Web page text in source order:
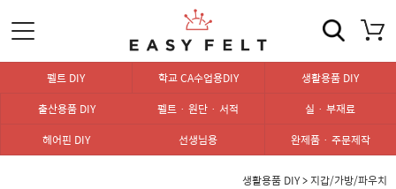
펠트 DIY 학교 CA수업용DIY
생활용품 DIY
출산용품 DIY
펠트 · 원단 · 서적
실 · 부재료
헤어핀 DIY
선생님용 완제품 · 주문제작
생활용품 DIY> 지갑/가방/파우치